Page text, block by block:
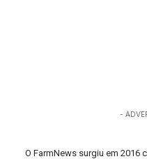
-
O FarmNews surgiu em